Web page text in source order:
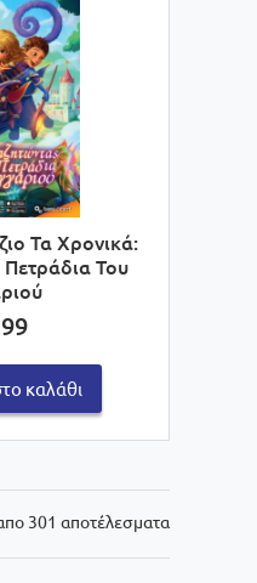
Τα Χρονικά:
Του
καλάθι
301 αποτέλεσματα